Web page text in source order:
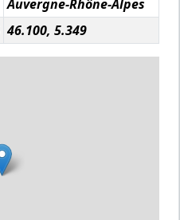
Auvergne-Rhône-Alpes
46.100, 5.349